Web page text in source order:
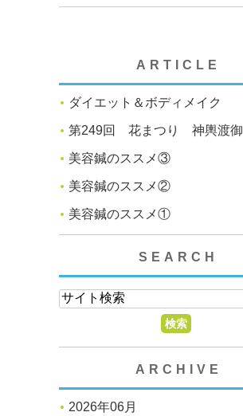
ARTICLE
ダイエット＆ボディメイク
第249回 花まつり 神輿渡御
美容鍼のススメ③
美容鍼のススメ②
美容鍼のススメ①
SEARCH
ARCHIVE
2026年06月